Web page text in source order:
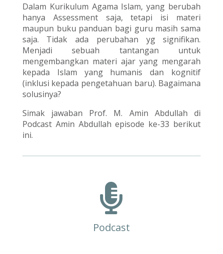
Dalam Kurikulum Agama Islam, yang berubah
hanya Assessment saja, tetapi isi materi
maupun buku panduan bagi guru masih sama
saja. Tidak ada perubahan yg signifikan.
Menjadi sebuah tantangan untuk
mengembangkan materi ajar yang mengarah
kepada Islam yang humanis dan kognitif
(inklusi kepada pengetahuan baru). Bagaimana
solusinya?
Simak jawaban Prof. M. Amin Abdullah di
Podcast Amin Abdullah episode ke-33 berikut
ini.

Podcast